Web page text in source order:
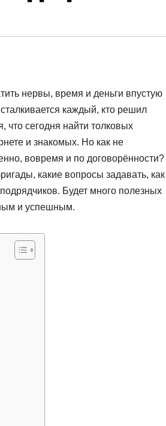
нервы, время и деньги впустую
каждый, кто решил
сегодня найти толковых
и знакомых. Но как не
вовремя и по договорённости?
какие вопросы задавать, как
Будет много полезных
и успешным.